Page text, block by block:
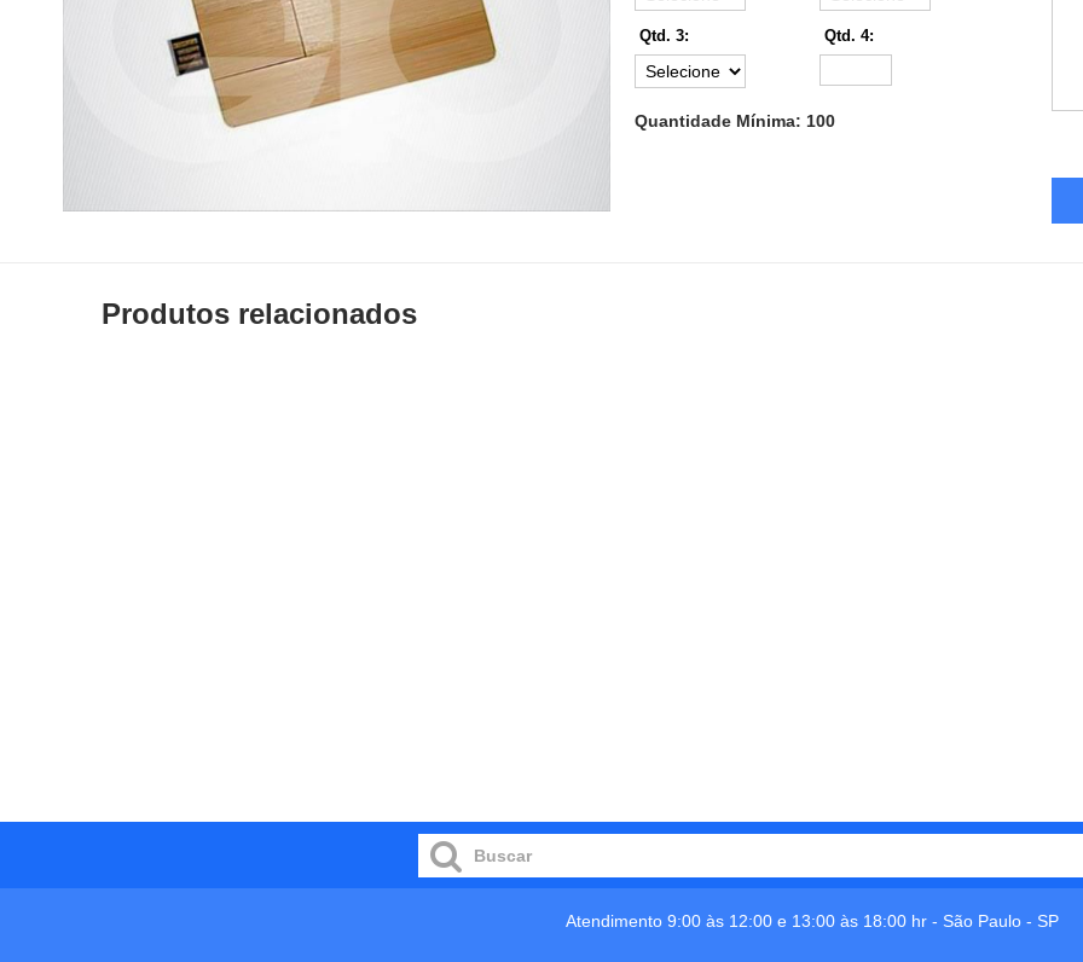
Qtd. 3: Qtd. 4:
Quantidade Mínima: 100
Produtos relacionados
Atendimento 9:00 às 12:00 e 13:00 às 18:00 hr - São Paulo - SP